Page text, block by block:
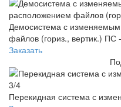
Демосистема с
файлов (гориз., вертик.) ПС
Заказать
Перекидная система с